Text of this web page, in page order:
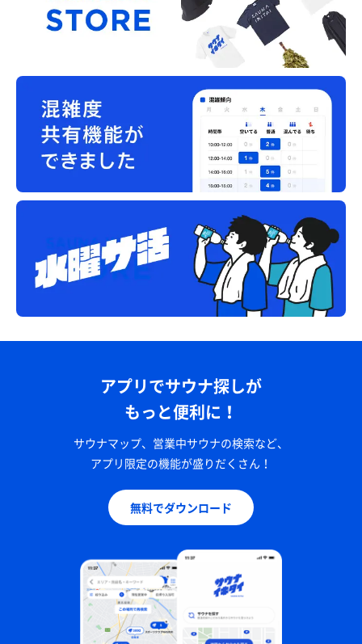
アプリでサウナ探しが
もっと便利に！
サウナマップ、営業中サウナの検索など、
アプリ限定の機能が盛りだくさん！
無料でダウンロード